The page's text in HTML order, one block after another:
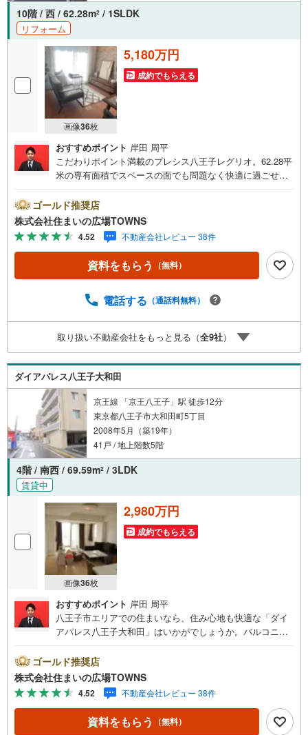
10階 / 西 / 62.28m2 / 1SLDK
リフォーム
画像36枚
5,180万円
成約でもらえる
おすすめポイント 岸田 周平
こだわりポイント満載のプレシス八王子レグリオ。62.28平
米の専有面積でスペースの面でも問題なく快適に過ごせま
す。15階建ての物件ならいつでも快適です。5.49平米の広
さのバルコニー付き物件です。床暖房は燃料や火を使わな
い暖房器具ため安全に使うことができます。お湯を温め直
せる追い焚き機能付きです。【年中無休/9:00～21:00】人
気物件は特にお問い合わせが集中するため、お早めにお電
話下さい。「室内・現地を見学する」ボタンよりご予約頂
おります。○住宅ローンのご相談○ライフプランのシミュレ
タッフが親身になってお客様に合った物件をご紹介させて
頂きます！ /他社様掲載物件も併せてご紹介可能ですのでお
気軽にお問い合わせ下さい♪駐車場もございますので、お
車でのお越しも大歓迎です！
ゴールド推奨店
株式会社住まいの広場TOWNS
4.52 不動産会社レビュー 38件
資料をもらう （無料）
電話する （通話料無料）
取り扱い不動産会社をもっと見る（全9社）
ダイアパレス八王子大和田
京王線 「京王八王子」駅 徒歩12分
東京都八王子市大和田町5丁目
2008年5月（築19年）
41戸 / 地上階数5階
4階 / 南西 / 69.59m2 / 3LDK
賃貸中
画像36枚
2,980万円
成約でもらえる
おすすめポイント 岸田 周平
八王子市エリアでの住まいなら、住み心地も快適な「ダイ
アパレス八王子大和田」はいかがでしょうか。バルコニー
すことができる追焚機能付きの浴室です。荷物を受け取れ
ないときは宅配ボックスに届けられるので、外出や入浴な
ど私生活中に配達時間を気にする必要はありません。新生
活をはじめる方にお勧めな3LDKの物件があります。中古な
がらも綺麗な室内と魅力的な住環境のマンションです。駅
までは徒歩12分でアクセス可能です。【年中無休/9:00～2
ゴールド推奨店
株式会社住まいの広場TOWNS
4.52 不動産会社レビュー 38件
資料をもらう （無料）